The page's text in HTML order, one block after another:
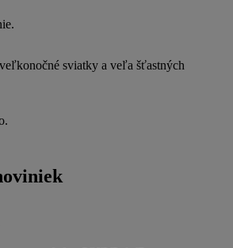
sviatky a veľa šťastných